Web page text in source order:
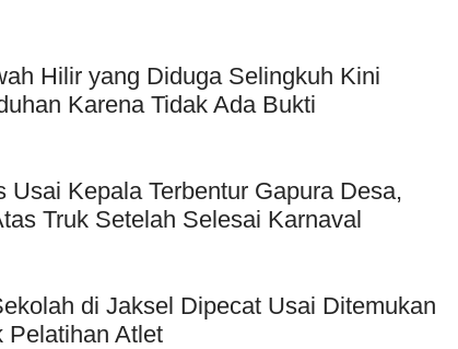
Hilir yang Diduga Selingkuh Kini
Karena Tidak Ada Bukti
Kepala Terbentur Gapura Desa,
Truk Setelah Selesai Karnaval
di Jaksel Dipecat Usai Ditemukan
Pelatihan Atlet